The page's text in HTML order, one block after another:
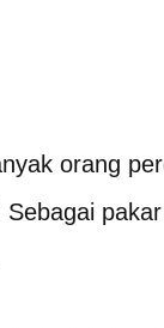
orang